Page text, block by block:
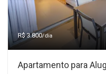
R$ 3.800/dia
Apartamento para